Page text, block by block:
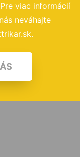
viac informácií
neváhajte